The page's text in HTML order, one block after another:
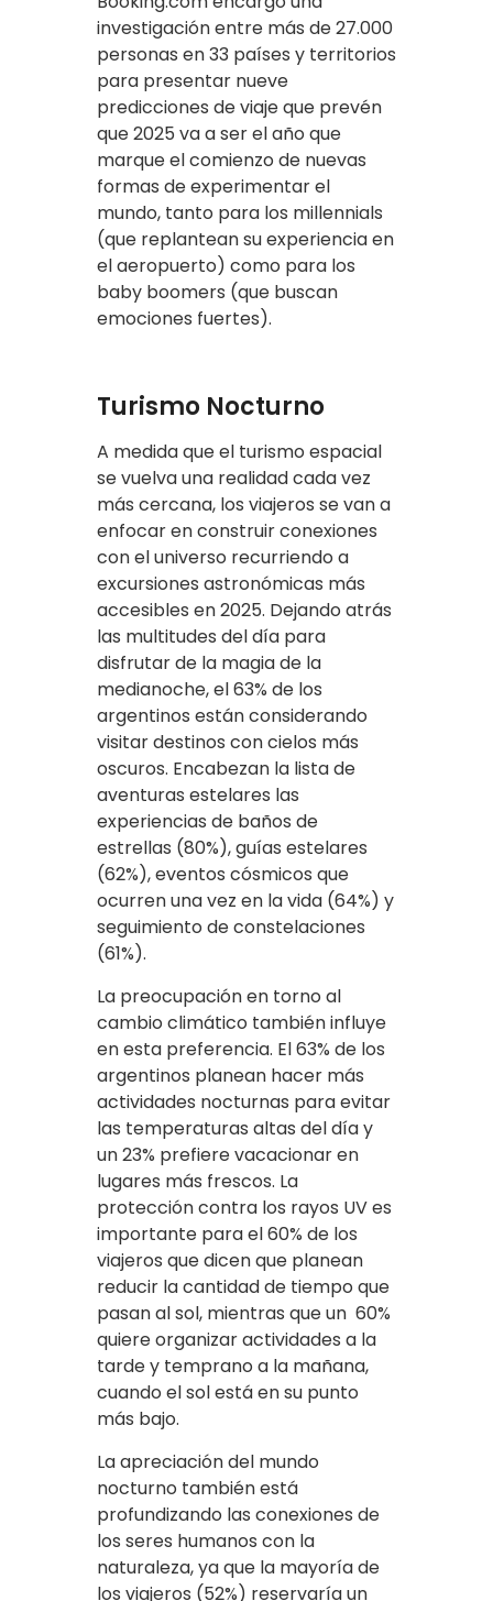
investigación entre más de 27.000
personas en 33 países y territorios
para presentar nueve
predicciones de viaje que prevén
que 2025 va a ser el año que
marque el comienzo de nuevas
formas de experimentar el
mundo, tanto para los millennials
(que replantean su experiencia en
el aeropuerto) como para los
baby boomers (que buscan
emociones fuertes).
Turismo Nocturno
A medida que el turismo espacial
se vuelva una realidad cada vez
más cercana, los viajeros se van a
enfocar en construir conexiones
con el universo recurriendo a
excursiones astronómicas más
accesibles en 2025. Dejando atrás
las multitudes del día para
disfrutar de la magia de la
medianoche, el 63% de los
argentinos están considerando
visitar destinos con cielos más
oscuros. Encabezan la lista de
aventuras estelares las
experiencias de baños de
estrellas (80%), guías estelares
(62%), eventos cósmicos que
ocurren una vez en la vida (64%) y
seguimiento de constelaciones
(61%).
La preocupación en torno al
cambio climático también influye
en esta preferencia. El 63% de los
argentinos planean hacer más
actividades nocturnas para evitar
las temperaturas altas del día y
un 23% prefiere vacacionar en
lugares más frescos. La
protección contra los rayos UV es
importante para el 60% de los
viajeros que dicen que planean
reducir la cantidad de tiempo que
pasan al sol, mientras que un 60%
quiere organizar actividades a la
tarde y temprano a la mañana,
cuando el sol está en su punto
más bajo.
La apreciación del mundo
nocturno también está
profundizando las conexiones de
los seres humanos con la
naturaleza, ya que la mayoría de
los viajeros (52%) reservaría un